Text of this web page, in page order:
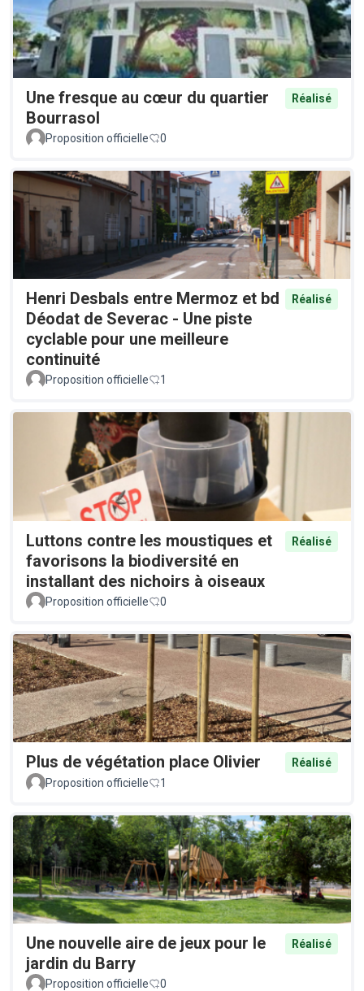
Une fresque au cœur du quartier
Bourrasol
Réalisé
Proposition officielle 0
Henri Desbals entre Mermoz et bd
Déodat de Severac - Une piste
cyclable pour une meilleure
continuité
Réalisé
Proposition officielle 1
Luttons contre les moustiques et
favorisons la biodiversité en
installant des nichoirs à oiseaux
Réalisé
Proposition officielle 0
Plus de végétation place Olivier
Réalisé
Proposition officielle
1
Une nouvelle aire de jeux pour le
jardin du Barry
Réalisé
Proposition officielle 0